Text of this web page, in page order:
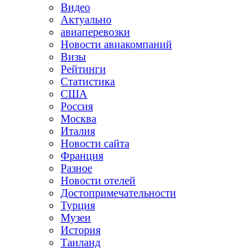
Видео
Актуально
авиаперевозки
Новости авиакомпаний
Визы
Рейтинги
Статистика
США
Россия
Москва
Италия
Новости сайта
Франция
Разное
Новости отелей
Достопримечательности
Турция
Музеи
История
Таиланд